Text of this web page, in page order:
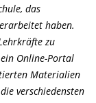
das
haben.
zu
Online-Portal
Materialien
verschiedensten